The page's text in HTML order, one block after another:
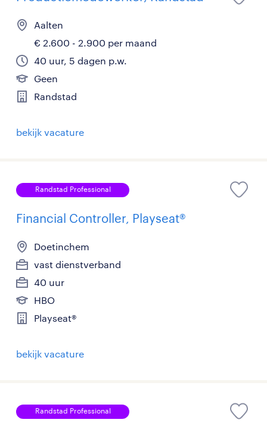
Aalten
€ 2.600 - 2.900 per maand
40 uur, 5 dagen p.w.
Geen
Randstad
bekijk vacature
Randstad Professional
Financial Controller, Playseat®
Doetinchem
vast dienstverband
40 uur
HBO
Playseat®
bekijk vacature
Randstad Professional